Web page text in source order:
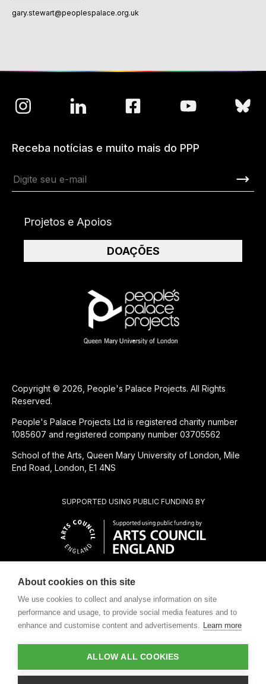
gary.stewart@peoplespalace.org.uk
SUBSIDIÁRIA BENEFICENTE DE
SUPPORTED USING PUBLIC FUNDING BY
Copyright © 2026, People's Palace Projects. All Rights
Reserved.
People's Palace Projects Ltd is registered charity number
1085607 and registered company number 03705562
School of the Arts, Queen Mary University of London, Mile
End Road, London, E1 4NS
Receba notícias e muito mais do PPP
Projetos e Apoios
DOAÇÕES
About cookies on this site
We use cookies to collect and analyse information on site
performance and usage, to provide social media features and to
enhance and customise content and advertisements. Learn more
ALLOW ALL COOKIES